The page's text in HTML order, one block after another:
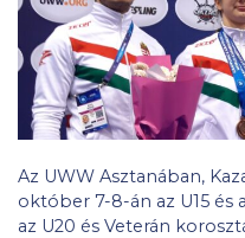
Az UWW Asztanában,
október 7-8-án az U15 és
az U20 és Veterán